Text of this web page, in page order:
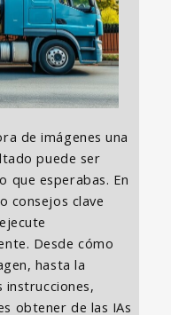
de imágenes una
puede ser
que esperabas. En
consejos clave
Desde cómo
hasta la
instrucciones,
obtener de las IAs